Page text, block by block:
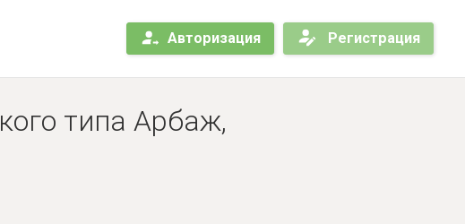
Авторизация Регистрация
типа Арбаж,